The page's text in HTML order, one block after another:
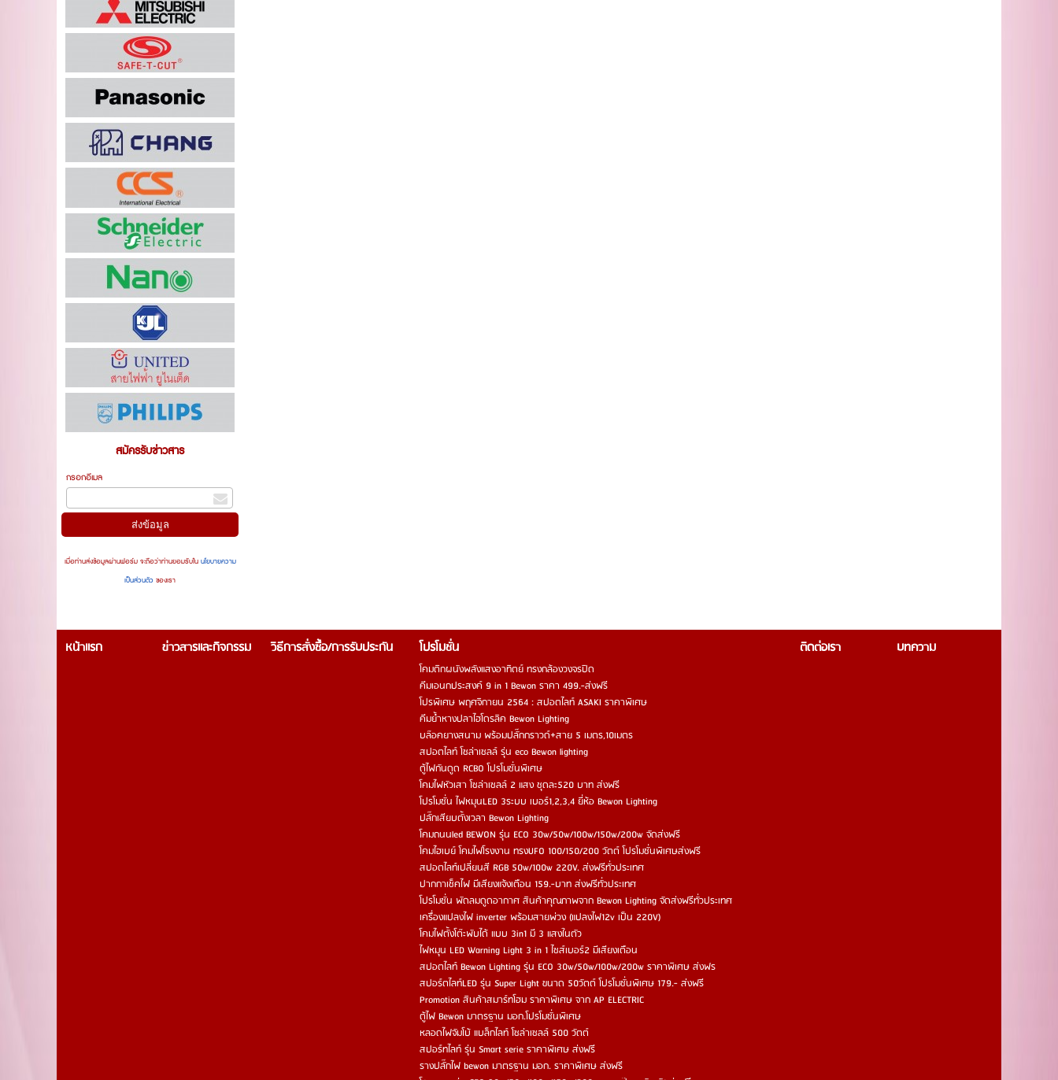
สมัครรับข่าวสาร
กรอกอีเมล
เมื่อท่านส่งข้อมูลผ่านฟอร์ม จะถือว่าท่านยอมรับในนโยบายความ
เป็นส่วนตัวของเรา
หน้าแรก ข่าวสารและกิจกรรม วิธีการสั่งซื้อ/การรับประกัน โปรโมชั่น
โคมติกผนังพลังแสงอาทิตย์ ทรงกล้องวงจรปิด
คีมเอนกประสงค์ 9 in 1 Bewon ราคา 499.-ส่งฟรี
โปรพิเศษ พฤศจิกายน 2564 : สปอตไลท์ ASAKI ราคาพิเศษ
คีมย้ำหางปลาไฮโดรลิค Bewon Lighting
บล๊อคยางสนาม พร้อมปลั๊กกราวด์+สาย 5 เมตร,10เมตร
สปอตไลท์ โซล่าเซลล์ รุ่น eco Bewon lighting
ตู้ไฟกันดูด RCBO โปรโมชั่นพิเศษ
โคมไฟหัวเสา โซล่าเซลล์ 2 แสง ชุดละ520 บาท ส่งฟรี
โปรโมชั่น ไฟหมุนLED 3ระบบ เบอร์1,2,3,4 ยี่ห้อ Bewon Lighting
ปลั๊กเสียบตั้งเวลา Bewon Lighting
โคมถนนled BEWON รุ่น ECO 30w/50w/100w/150w/200w จัดส่งฟรี
โคมไฮเบย์ โคมไฟโรงงาน ทรงUFO 100/150/200 วัตต์ โปรโมชั่นพิเศษส่งฟรี
สปอตไลท์เปลี่ยนสี RGB 50w/100w 220V. ส่งฟรีทั่วประเทศ
ปากกาเช็คไฟ มีเสียงแจ้งเตือน 159.-บาท ส่งฟรีทั่วประเทศ
โปรโมชั่น พัดลมดูดอากาศ สินค้าคุณภาพจาก Bewon Lighting จัดส่งฟรีทั่วประเทศ
เครื่องแปลงไฟ inverter พร้อมสายพ่วง (แปลงไฟ12v เป็น 220V)
โคมไฟตั้งโต๊ะพับได้ แบบ 3in1 มี 3 แสงในตัว
ไฟหมุน LED Warning Light 3 in 1 ไซส์เบอร์2 มีเสียงเตือน
สปอตไลท์ Bewon Lighting รุ่น ECO 30w/50w/100w/200w ราคาพิเศษ ส่งฟร
สปอร์ตไลท์LED รุ่น Super Light ขนาด 50วัตต์ โปรโมชั่นพิเศษ 179.- ส่งฟรี
Promotion สินค้าสมาร์ทโฮม ราคาพิเศษ จาก AP ELECTRIC
ตู้ไฟ Bewon มาตรฐาน มอก.โปรโมชั่นพิเศษ
หลอดไฟจัมโบ้ แบล็กไลท์ โซล่าเซลล์ 500 วัตต์
สปอร์ทไลท์ รุ่น Smart serie ราคาพิเศษ ส่งฟรี
รางปลั๊กไฟ bewon มาตรฐาน มอก. ราคาพิเศษ ส่งฟรี
ติดต่อเรา บทความ